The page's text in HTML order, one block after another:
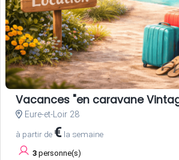
Vacances "en caravane
Eure-et-Loir 28
à partir de € la semaine
3 personne(s)